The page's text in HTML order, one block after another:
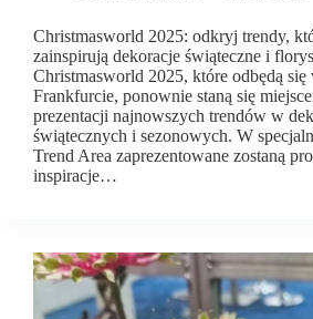
Christmasworld 2025: odkryj trendy,
zainspirują dekoracje świąteczne i
Christmasworld 2025, które odbędą się
Frankfurcie, ponownie staną się
prezentacji najnowszych trendów w
świątecznych i sezonowych. W
Trend Area zaprezentowane zostaną
inspiracje…